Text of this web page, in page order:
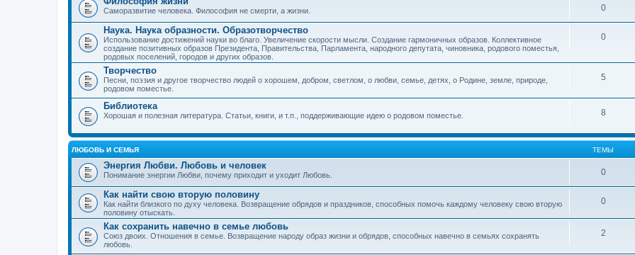
Саморазвитие человека. Философия не смерти, а жизни. 0
Наука. Наука образности. Образотворчество
Использование достижений науки во благо. Увеличение скорости мысли. Создание гармоничных образов. Коллективное
создание позитивных образов Президента, Правительства, Парламента, народного депутата, чиновника, родового поместья,
родовых поселений, городов и других образов.
0
Творчество
Песни, поэзия и другое творчество людей о хорошем, добром, светлом, о любви, семье, детях, о Родине, земле, природе,
родовом поместье.
5
Библиотека
Хорошая и полезная литература. Статьи, книги, и т.п., поддерживающие идею о родовом поместье. 8
ЛЮБОВЬ И СЕМЬЯ ТЕМЫ
Энергия Любви. Любовь и человек
Понимание энергии Любви, почему приходит и уходит Любовь. 0
Как найти свою вторую половину
Как найти близкого по духу человека. Возвращение обрядов и праздников, способных помочь каждому человеку свою вторую
половину отыскать.
0
Как сохранить навечно в семье любовь
Союз двоих. Отношения в семье. Возвращение народу образ жизни и обрядов, способных навечно в семьях сохранять
любовь.
2